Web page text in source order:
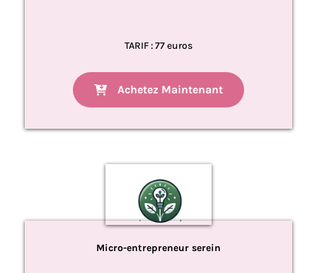
TARIF : 77 euros
Achetez Maintenant
Micro-entrepreneur serein